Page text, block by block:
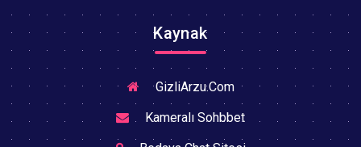
Kaynak
GizliArzu.Com
Kameralı Sohbbet